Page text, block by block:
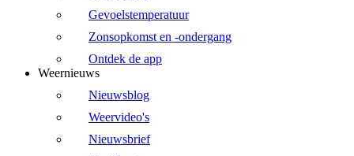
Gevoelstemperatuur
Zonsopkomst en -ondergang
Ontdek de app
Weernieuws
Nieuwsblog
Weervideo's
Nieuwsbrief